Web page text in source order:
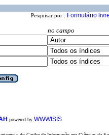
Pesquisar por : Formulário livre
no campo
powered by WWWISIS